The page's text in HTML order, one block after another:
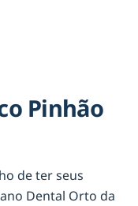
Pinhão
de ter seus
Dental Orto da